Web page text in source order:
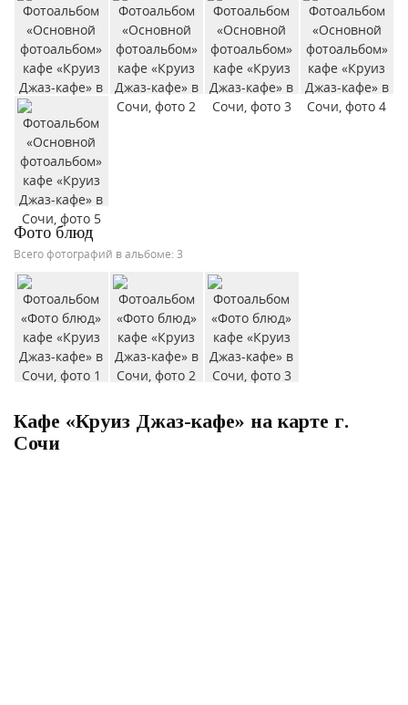
Фото блюд
Всего фотографий в альбоме: 3
Кафе «Круиз Джаз-кафе» на карте г.
Сочи